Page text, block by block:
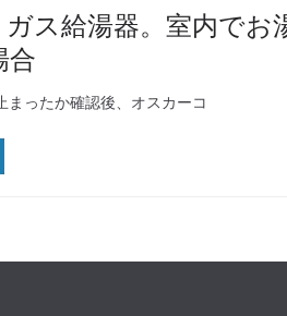
ガス給湯器。室内でお
合
まったか確認後、オスカーコ